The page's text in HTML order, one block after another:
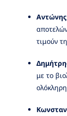
τιμούν
με το